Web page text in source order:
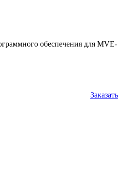
обеспечения для MVE-
Заказать